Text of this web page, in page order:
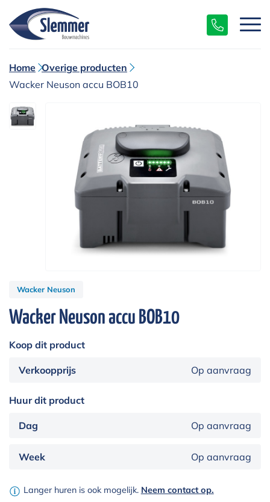
Home Overige producten
Wacker Neuson accu BOB10
Wacker Neuson
Wacker Neuson accu BOB10
Koop dit product
Verkoopprijs Op aanvraag
Huur dit product
Dag Op aanvraag
Week Op aanvraag
Langer huren is ook mogelijk. Neem contact op.